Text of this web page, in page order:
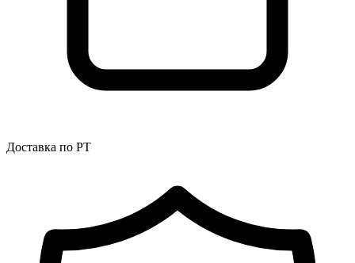
Доставка по РТ